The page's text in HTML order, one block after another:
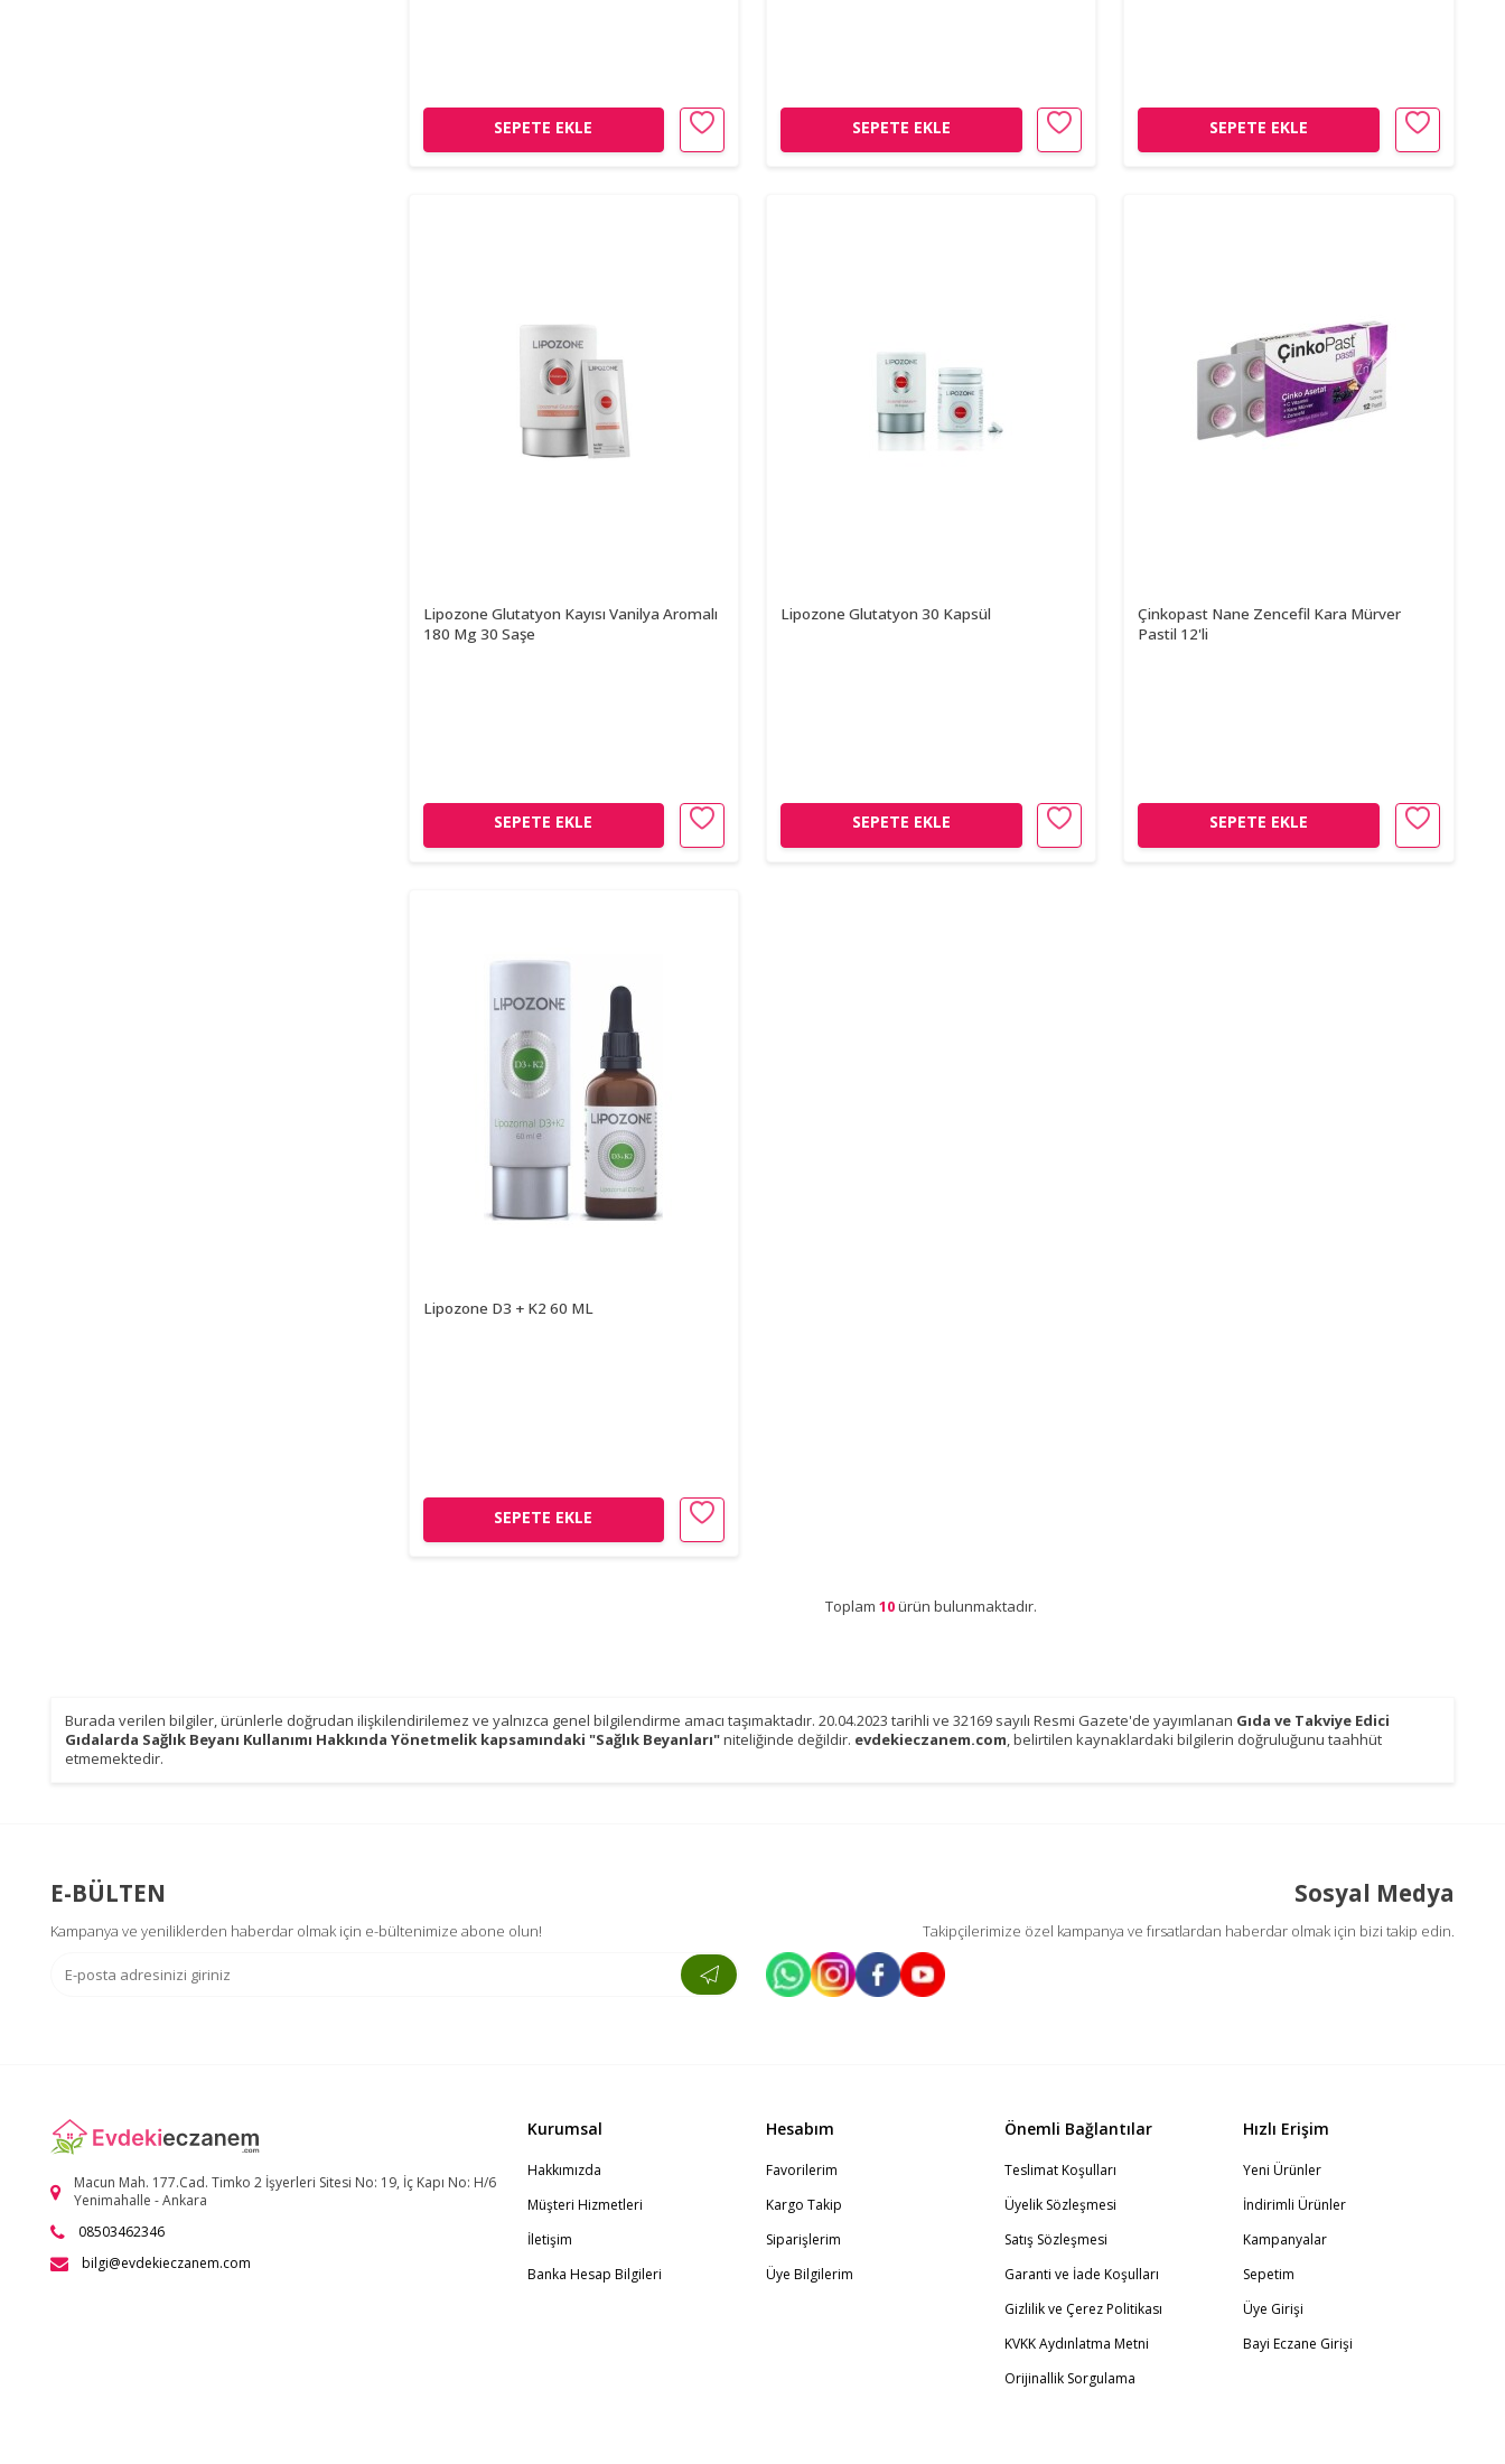
SEPETE EKLE SEPETE EKLE SEPETE EKLE
Lipozone Glutatyon Kayısı Vanilya Aromalı
180 Mg 30 Saşe
SEPETE EKLE
Lipozone Glutatyon 30 Kapsül
SEPETE EKLE
Çinkopast Nane Zencefil Kara Mürver
Pastil 12'li
SEPETE EKLE
Lipozone D3 + K2 60 ML
SEPETE EKLE
Toplam10ürün bulunmaktadır.
Burada verilen bilgiler, ürünlerle doğrudan ilişkilendirilemez ve yalnızca genel bilgilendirme amacı taşımaktadır. 20.04.2023 tarihli ve 32169 sayılı Resmi Gazete'de yayımlanan Gıda ve Takviye Edici
Gıdalarda Sağlık Beyanı Kullanımı Hakkında Yönetmelik kapsamındaki "Sağlık Beyanları"niteliğinde değildir. evdekieczanem.com, belirtilen kaynaklardaki bilgilerin doğruluğunu taahhüt
etmemektedir.
E-BÜLTEN
Kampanya ve yeniliklerden haberdar olmak için e-bültenimize abone olun!
Sosyal Medya
Takipçilerimize özel kampanya ve fırsatlardan haberdar olmak için bizi takip edin.
Macun Mah. 177.Cad. Timko 2 İşyerleri Sitesi No: 19, İç Kapı No: H/6
Yenimahalle - Ankara
08503462346
bilgi@evdekieczanem.com
Kurumsal
Hakkımızda
Müşteri Hizmetleri
İletişim
Banka Hesap Bilgileri
Hesabım
Favorilerim
Kargo Takip
Siparişlerim
Üye Bilgilerim
Önemli Bağlantılar
Teslimat Koşulları
Üyelik Sözleşmesi
Satış Sözleşmesi
Garanti ve İade Koşulları
Gizlilik ve Çerez Politikası
KVKK Aydınlatma Metni
Orijinallik Sorgulama
Hızlı Erişim
Yeni Ürünler
İndirimli Ürünler
Kampanyalar
Sepetim
Üye Girişi
Bayi Eczane Girişi